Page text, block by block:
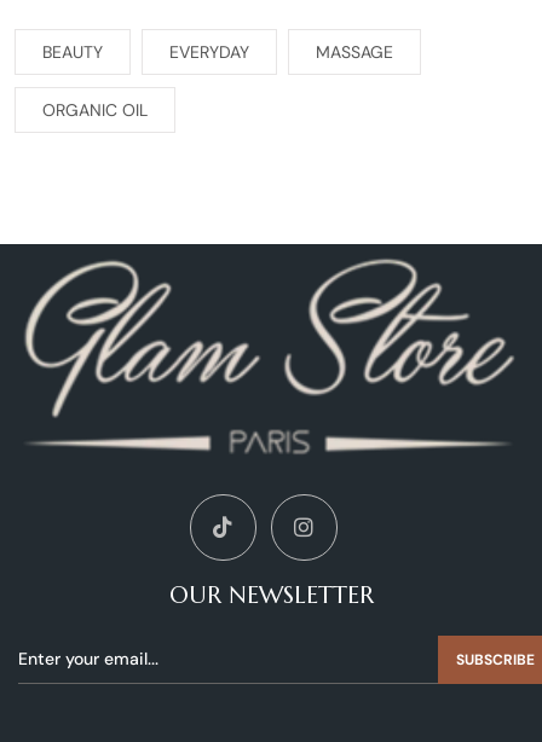
BEAUTY EVERYDAY MASSAGE
ORGANIC OIL
OUR NEWSLETTER
SUBSCRIBE